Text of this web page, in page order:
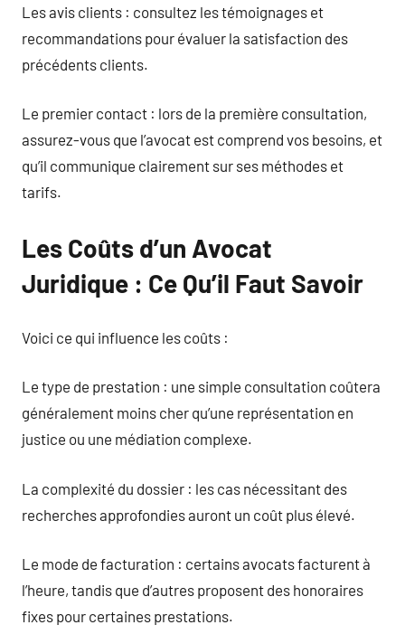
Les avis clients : consultez les témoignages et
recommandations pour évaluer la satisfaction des
précédents clients.
Le premier contact : lors de la première consultation,
assurez-vous que l’avocat est comprend vos besoins, et
qu’il communique clairement sur ses méthodes et
tarifs.
Les Coûts d’un Avocat
Juridique : Ce Qu’il Faut Savoir
Voici ce qui influence les coûts :
Le type de prestation : une simple consultation coûtera
généralement moins cher qu’une représentation en
justice ou une médiation complexe.
La complexité du dossier : les cas nécessitant des
recherches approfondies auront un coût plus élevé.
Le mode de facturation : certains avocats facturent à
l’heure, tandis que d’autres proposent des honoraires
fixes pour certaines prestations.